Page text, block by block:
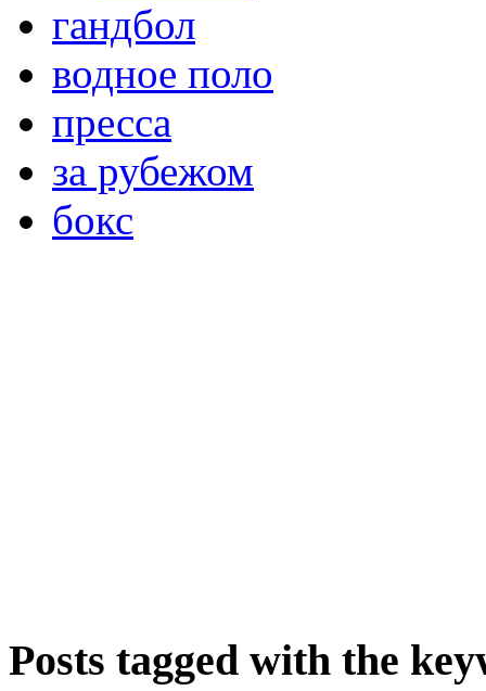
гандбол
водное поло
пресса
за рубежом
бокс
Posts tagged with the